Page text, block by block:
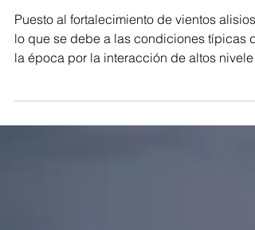
Puesto al fortalecimiento de vientos alisios,
lo que se debe a las condiciones típicas
de afluencia en el Océano Atlántico Norte y